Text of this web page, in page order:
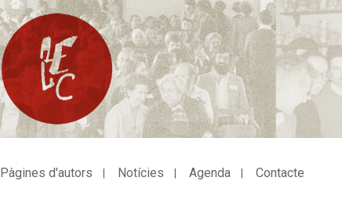
Pàgines d'autors Notícies Agenda Contacte